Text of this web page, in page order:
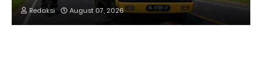
Redaksi August 07, 2026